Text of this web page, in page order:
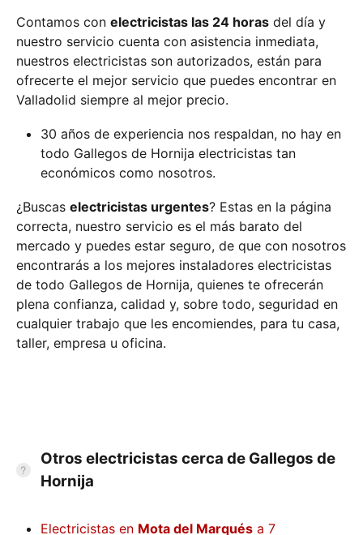
Contamos con electricistas las 24 horas del día y
nuestro servicio cuenta con asistencia inmediata,
nuestros electricistas son autorizados, están para
ofrecerte el mejor servicio que puedes encontrar en
Valladolid siempre al mejor precio.
30 años de experiencia nos respaldan, no hay en
todo Gallegos de Hornija electricistas tan
económicos como nosotros.
¿Buscas electricistas urgentes? Estas en la página
correcta, nuestro servicio es el más barato del
mercado y puedes estar seguro, de que con nosotros
encontrarás a los mejores instaladores electricistas
de todo Gallegos de Hornija, quienes te ofrecerán
plena confianza, calidad y, sobre todo, seguridad en
cualquier trabajo que les encomiendes, para tu casa,
taller, empresa u oficina.
Otros electricistas cerca de Gallegos de
Hornija
Electricistas en Mota del Marqués a 7